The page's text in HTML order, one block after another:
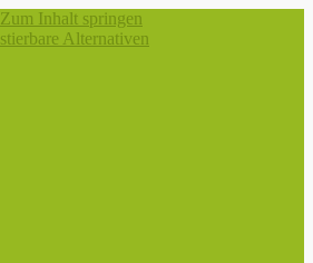
Zum Inhalt springen